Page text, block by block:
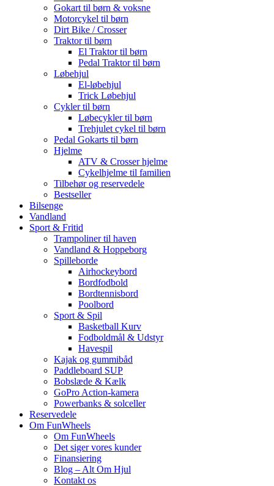
Gokart til børn & voksne
Motorcykel til børn
Dirt Bike / Crosser
Traktor til børn
El Traktor til børn
Pedal Traktor til børn
Løbehjul
El-løbehjul
Trick Løbehjul
Cykler til børn
Løbecykler til børn
Trehjulet cykel til børn
Pedal Gokarts til børn
Hjelme
ATV & Crosser hjelme
Cykelhjelme til familien
Tilbehør og reservedele
Bestseller
Bilsenge
Vandland
Sport & Fritid
Trampoliner til haven
Vandland & Hoppeborg
Spilleborde
Airhockeybord
Bordfodbold
Bordtennisbord
Poolbord
Sport & Spil
Basketball Kurv
Fodboldmål & Udstyr
Havespil
Kajak og gummibåd
Paddleboard SUP
Bobslæde & Kælk
GoPro Action-kamera
Powerbanks & solceller
Reservedele
Om FunWheels
Om FunWheels
Det siger vores kunder
Finansiering
Blog – Alt Om Hjul
Kontakt os